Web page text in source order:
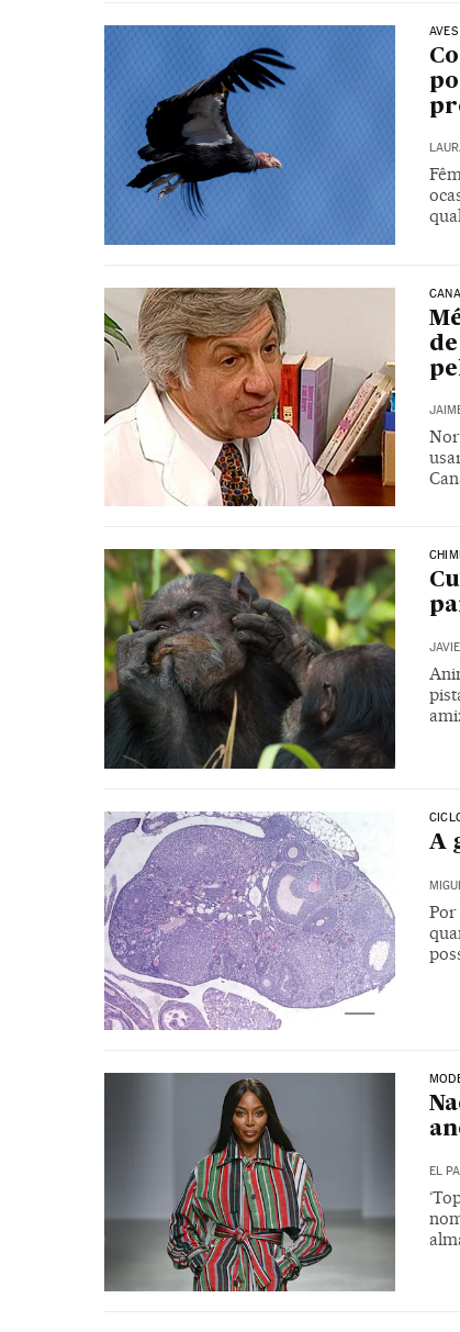
AVES
A
Por
EL